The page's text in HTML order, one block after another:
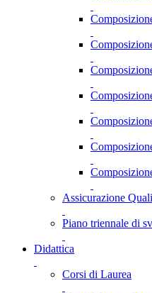
Assicurazione
Piano triennale di
Didattica
Corsi di Laurea